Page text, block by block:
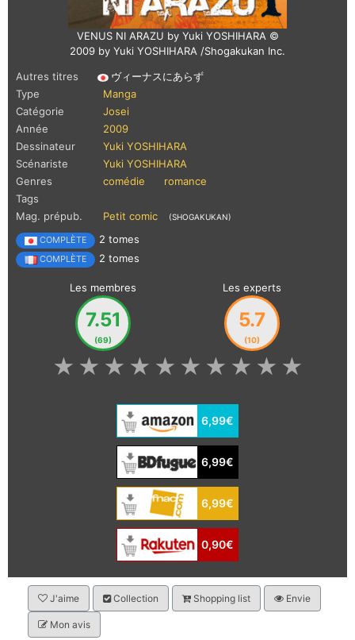
VENUS NI ARAZU by Yuki YOSHIHARA ©
2009 by Yuki YOSHIHARA /Shogakukan Inc.
Autres titres
ヴィーナスにあらず
Type
Manga
Catégorie
Josei
Année
2009
Dessinateur
Yuki YOSHIHARA
Scénariste
Yuki YOSHIHARA
Genres
comédie
romance
Tags
Mag. prépub.
Petit comic (SHOGAKUKAN)
COMPLÈTE 2 tomes
COMPLÈTE 2 tomes
Les membres
7.51
(69)
Les experts
5.7
(10)
★
★
★
★
★
★
★
★
★
★
6,99€
6,99€
6,99€
0,90€
J'aime Collection Shopping list Envie
Mon avis